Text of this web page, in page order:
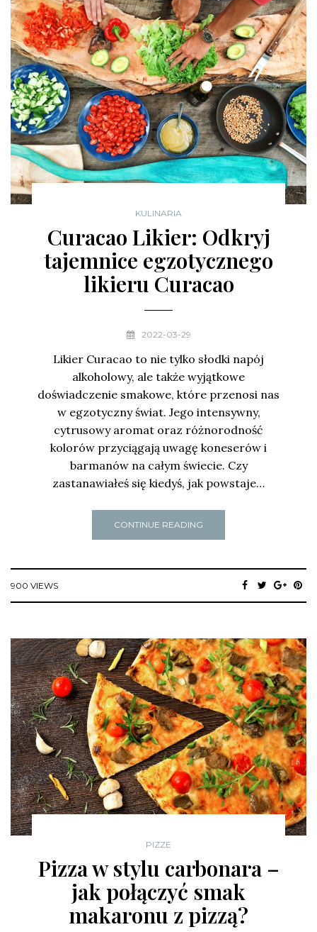
KULINARIA
Curacao Likier: Odkryj
tajemnice egzotycznego
likieru Curacao
2022-03-29
Likier Curacao to nie tylko słodki napój
alkoholowy, ale także wyjątkowe
doświadczenie smakowe, które przenosi nas
w egzotyczny świat. Jego intensywny,
cytrusowy aromat oraz różnorodność
kolorów przyciągają uwagę koneserów i
barmanów na całym świecie. Czy
zastanawiałeś się kiedyś, jak powstaje…
CONTINUE READING
900 VIEWS
PIZZE
Pizza w stylu carbonara –
jak połączyć smak
makaronu z pizzą?